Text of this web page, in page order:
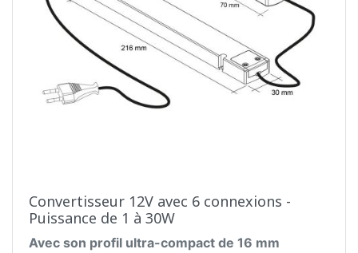
Convertisseur 12V avec 6 connexions -
Puissance de 1 à 30W
Avec son profil ultra-compact de 16 mm